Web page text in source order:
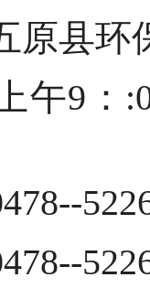
原县环
午9：